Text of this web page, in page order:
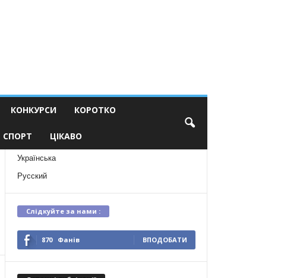
КОНКУРСИ КОРОТКО
СПОРТ ЦІКАВО
Українська
Русский
Слідкуйте за нами :
870 Фанів ВПОДОБАТИ